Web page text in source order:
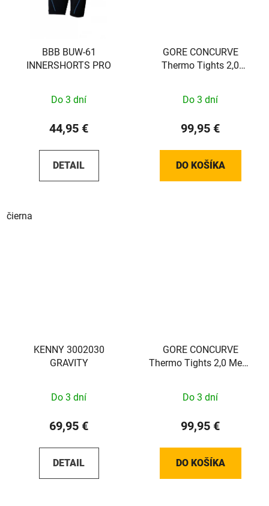
BBB BUW-61
INNERSHORTS PRO
Do 3 dní
44,95 €
DETAIL
čierna
GORE CONCURVE
Thermo Tights 2,0
Do 3 dní
99,95 €
DO KOŠÍKA
KENNY 3002030
GRAVITY
Do 3 dní
69,95 €
DETAIL
GORE CONCURVE
Thermo Tights 2,0 Mens
Do 3 dní
99,95 €
DO KOŠÍKA